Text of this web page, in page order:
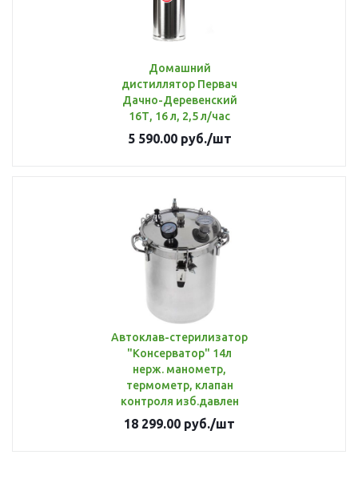
Домашний
дистиллятор Первач
Дачно-Деревенский
16Т, 16 л, 2,5 л/час
5 590.00руб./шт
Автоклав-стерилизатор
"Консерватор" 14л
нерж. манометр,
термометр, клапан
контроля изб.давлен
18 299.00 руб./шт